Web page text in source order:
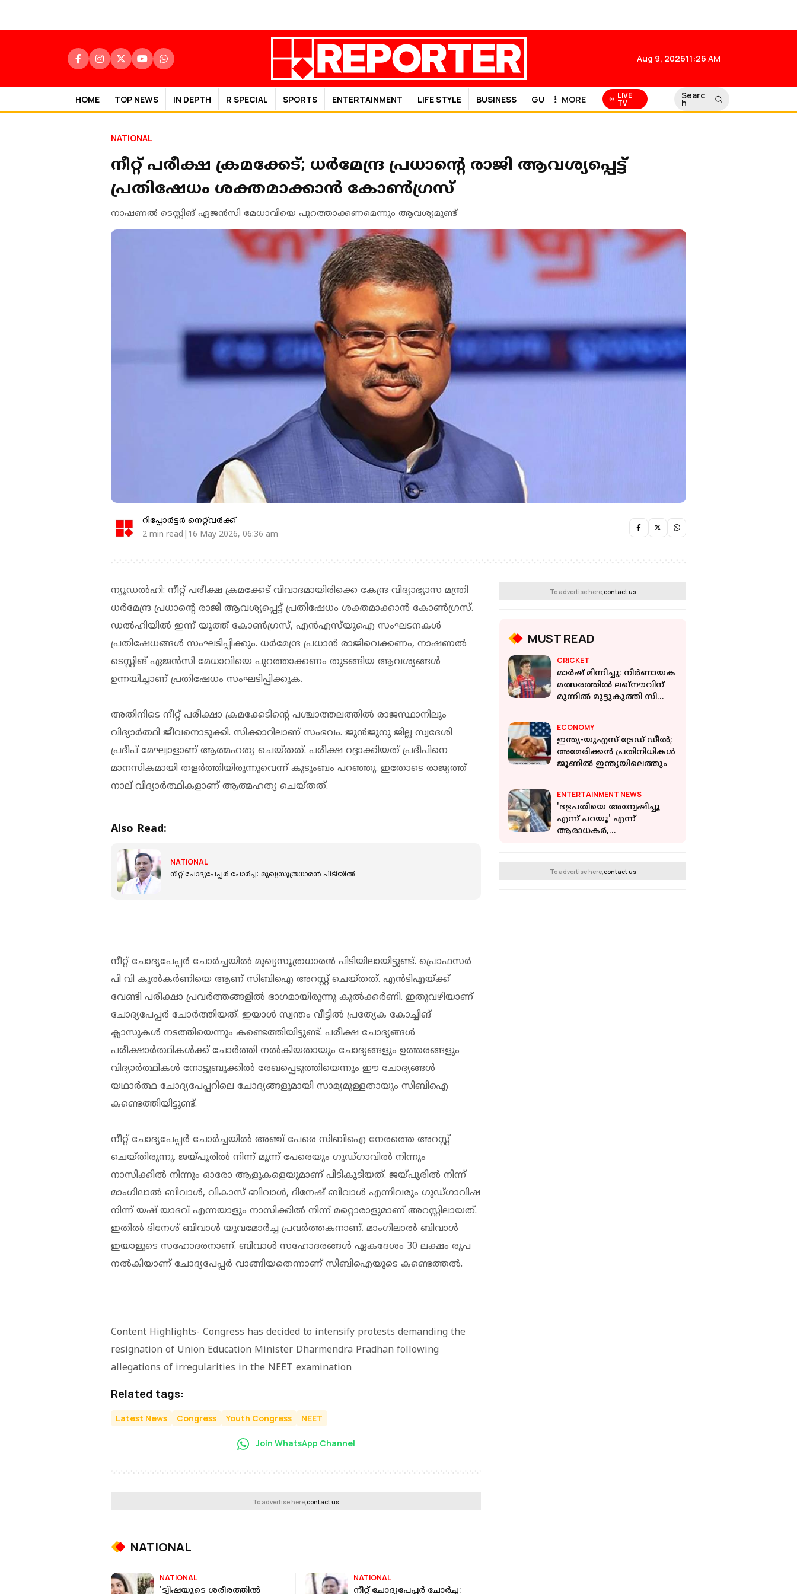
Aug 9, 202611:26 AM
HOME TOP NEWS IN DEPTH R SPECIAL SPORTS ENTERTAINMENT LIFE STYLE BUSINESS GULF NEWS
MORE LIVE
TV
Searc
h
NATIONAL
നീറ്റ് പരീക്ഷ ക്രമക്കേട്; ധര്‍മേന്ദ്ര പ്രധാന്റെ രാജി ആവശ്യപ്പെട്ട്
പ്രതിഷേധം ശക്തമാക്കാന്‍ കോണ്‍ഗ്രസ്
നാഷണല്‍ ടെസ്റ്റിങ് ഏജന്‍സി മേധാവിയെ പുറത്താക്കണമെന്നും ആവശ്യമുണ്ട്
റിപ്പോർട്ടർ നെറ്റ്‌വര്‍ക്ക്‌
2 min read|16 May 2026, 06:36 am
ന്യൂഡല്‍ഹി: നീറ്റ് പരീക്ഷ ക്രമക്കേട് വിവാദമായിരിക്കെ കേന്ദ്ര വിദ്യാഭ്യാസ മന്ത്രി
ധര്‍മേന്ദ്ര പ്രധാന്റെ രാജി ആവശ്യപ്പെട്ട് പ്രതിഷേധം ശക്തമാക്കാന്‍ കോണ്‍ഗ്രസ്.
ഡല്‍ഹിയില്‍ ഇന്ന് യൂത്ത് കോണ്‍ഗ്രസ്, എന്‍എസ്‌യുഐ സംഘടനകള്‍
പ്രതിഷേധങ്ങള്‍ സംഘടിപ്പിക്കും. ധര്‍മേന്ദ്ര പ്രധാന്‍ രാജിവെക്കണം, നാഷണല്‍
ടെസ്റ്റിങ് ഏജന്‍സി മേധാവിയെ പുറത്താക്കണം തുടങ്ങിയ ആവശ്യങ്ങള്‍
ഉന്നയിച്ചാണ് പ്രതിഷേധം സംഘടിപ്പിക്കുക.
അതിനിടെ നീറ്റ് പരീക്ഷാ ക്രമക്കേടിന്റെ പശ്ചാത്തലത്തില്‍ രാജസ്ഥാനിലും
വിദ്യാര്‍ത്ഥി ജീവനൊടുക്കി. സിക്കാറിലാണ് സംഭവം. ജുന്‍ജുനു ജില്ല സ്വദേശി
പ്രദീപ് മേഘ്വാളാണ് ആത്മഹത്യ ചെയ്തത്. പരീക്ഷ റദ്ദാക്കിയത് പ്രദീപിനെ
മാനസികമായി തളര്‍ത്തിയിരുന്നുവെന്ന് കുടുംബം പറഞ്ഞു. ഇതോടെ രാജ്യത്ത്
നാല് വിദ്യാര്‍ത്ഥികളാണ് ആത്മഹത്യ ചെയ്തത്.
Also Read:
NATIONAL
നീറ്റ് ചോദ്യപേപ്പര്‍ ചോര്‍ച്ച: മുഖ്യസൂത്രധാരൻ പിടിയിൽ
നീറ്റ് ചോദ്യപേപ്പര്‍ ചോര്‍ച്ചയില്‍ മുഖ്യസൂത്രധാരന്‍ പിടിയിലായിട്ടുണ്ട്. പ്രൊഫസര്‍
പി വി കുല്‍കര്‍ണിയെ ആണ് സിബിഐ അറസ്റ്റ് ചെയ്തത്. എന്‍ടിഎയ്ക്ക്
വേണ്ടി പരീക്ഷാ പ്രവര്‍ത്തങ്ങളില്‍ ഭാഗമായിരുന്നു കുല്‍ക്കര്‍ണി. ഇതുവഴിയാണ്
ചോദ്യപേപ്പര്‍ ചോര്‍ത്തിയത്. ഇയാള്‍ സ്വന്തം വീട്ടില്‍ പ്രത്യേക കോച്ചിങ്
ക്ലാസുകള്‍ നടത്തിയെന്നും കണ്ടെത്തിയിട്ടുണ്ട്. പരീക്ഷ ചോദ്യങ്ങള്‍
പരീക്ഷാര്‍ത്ഥികള്‍ക്ക് ചോര്‍ത്തി നല്‍കിയതായും ചോദ്യങ്ങളും ഉത്തരങ്ങളും
വിദ്യാര്‍ത്ഥികള്‍ നോട്ടുബുക്കില്‍ രേഖപ്പെടുത്തിയെന്നും ഈ ചോദ്യങ്ങള്‍
യഥാര്‍ത്ഥ ചോദ്യപേപ്പറിലെ ചോദ്യങ്ങളുമായി സാമ്യമുള്ളതായും സിബിഐ
കണ്ടെത്തിയിട്ടുണ്ട്.
നീറ്റ് ചോദ്യപേപ്പര്‍ ചോര്‍ച്ചയില്‍ അഞ്ച് പേരെ സിബിഐ നേരത്തെ അറസ്റ്റ്
ചെയ്തിരുന്നു. ജയ്പൂരില്‍ നിന്ന് മൂന്ന് പേരെയും ഗുഡ്ഗാവില്‍ നിന്നും
നാസിക്കില്‍ നിന്നും ഓരോ ആളുകളെയുമാണ് പിടികൂടിയത്. ജയ്പൂരില്‍ നിന്ന്
മാംഗിലാല്‍ ബിവാള്‍, വികാസ് ബിവാള്‍, ദിനേഷ് ബിവാള്‍ എന്നിവരും ഗുഡ്ഗാവിഷ
നിന്ന് യഷ് യാദവ് എന്നയാളും നാസിക്കില്‍ നിന്ന് മറ്റൊരാളുമാണ് അറസ്റ്റിലായത്.
ഇതില്‍ ദിനേശ് ബിവാള്‍ യുവമോര്‍ച്ച പ്രവര്‍ത്തകനാണ്. മാംഗിലാല്‍ ബിവാള്‍
ഇയാളുടെ സഹോദരനാണ്. ബിവാള്‍ സഹോദരങ്ങള്‍ ഏകദേശം 30 ലക്ഷം രൂപ
നല്‍കിയാണ് ചോദ്യപേപ്പര്‍ വാങ്ങിയതെന്നാണ് സിബിഐയുടെ കണ്ടെത്തല്‍.
Content Highlights- Congress has decided to intensify protests demanding the
resignation of Union Education Minister Dharmendra Pradhan following
allegations of irregularities in the NEET examination
Related tags:
Latest News Congress Youth Congress NEET
Join WhatsApp Channel
To advertise here,contact us
NATIONAL
NATIONAL
'ട്വിഷയുടെ ശരീരത്തില്‍
NATIONAL
നീറ്റ് ചോദ്യപേപ്പര്‍ ചോര്‍ച്ച:
To advertise here, contact us
MUST READ
CRICKET
മാർഷ് മിന്നിച്ചു; നിർണായക
മത്സരത്തിൽ ലഖ്‌നൗവിന്
മുന്നിൽ മുട്ടുകുത്തി സി
ECONOMY
ഇന്ത്യ-യുഎസ് ട്രേഡ് ഡീല്‍;
അമേരിക്കന്‍ പ്രതിനിധികള്‍
ജൂണില്‍ ഇന്ത്യയിലെത്തും
ENTERTAINMENT NEWS
'ദളപതിയെ അന്വേഷിച്ചൂ
എന്ന് പറയൂ' എന്ന്
ആരാധകർ,
To advertise here, contact us